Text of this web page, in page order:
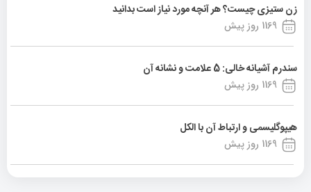
زن ستیزی چیست؟ هر آنچه مورد نیاز است بدانید
1169 روز پیش
سندرم آشیانه خالی: 5 علامت و نشانه آن
1169 روز پیش
هیپوگلیسمی و ارتباط آن با الکل
1169 روز پیش